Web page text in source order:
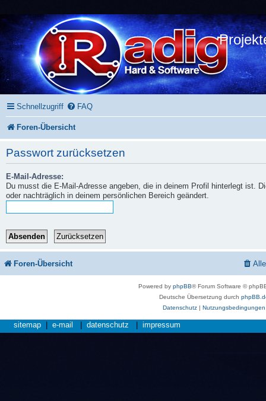
Schnellzugriff FAQ
Foren-Übersicht
Passwort zurücksetzen
E-Mail-Adresse:
Du musst die E-Mail-Adresse angeben, die in deinem Profil hinterlegt ist.
oder nachträglich in deinem persönlichen Bereich geändert.
Foren-Übersicht
Powered byphpBB® Forum Software ©
Deutsche Übersetzung durch
Datenschutz| Nutzungsbedingungen
sitemap e-mail datenschutz impressum